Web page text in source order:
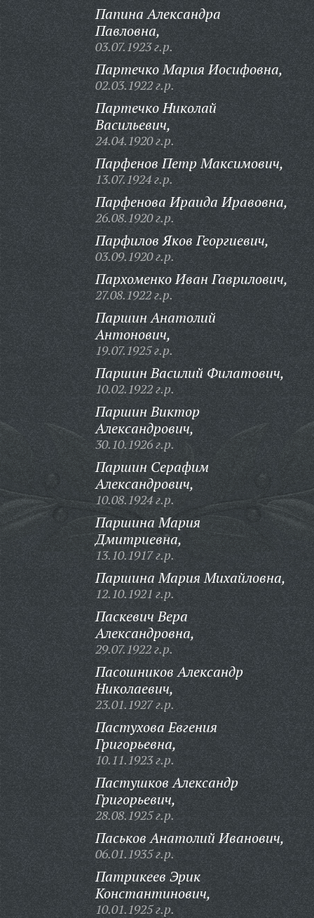
Папина Александра
Павловна,
03.07.1923 г.р.
Партечко Мария Иосифовна,
02.03.1922 г.р.
Партечко Николай
Васильевич,
24.04.1920 г.р.
Парфенов Петр Максимович,
13.07.1924 г.р.
Парфенова Ираида Иравовна,
26.08.1920 г.р.
Парфилов Яков Георгиевич,
03.09.1920 г.р.
Пархоменко Иван Гаврилович,
27.08.1922 г.р.
Паршин Анатолий
Антонович,
19.07.1925 г.р.
Паршин Василий Филатович,
10.02.1922 г.р.
Паршин Виктор
Александрович,
30.10.1926 г.р.
Паршин Серафим
Александрович,
10.08.1924 г.р.
Паршина Мария
Дмитриевна,
13.10.1917 г.р.
Паршина Мария Михайловна,
12.10.1921 г.р.
Паскевич Вера
Александровна,
29.07.1922 г.р.
Пасошников Александр
Николаевич,
23.01.1927 г.р.
Пастухова Евгения
Григорьевна,
10.11.1923 г.р.
Пастушков Александр
Григорьевич,
28.08.1925 г.р.
Паськов Анатолий Иванович,
06.01.1935 г.р.
Патрикеев Эрик
Константинович,
10.01.1925 г.р.